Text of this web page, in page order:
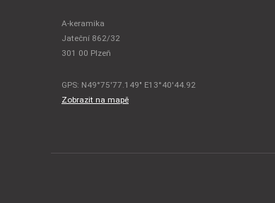
A-keramika
Jateční 862/32
301 00 Plzeň
GPS: N49°75'77.149" E13°40'44.92
Zobrazit na mapě